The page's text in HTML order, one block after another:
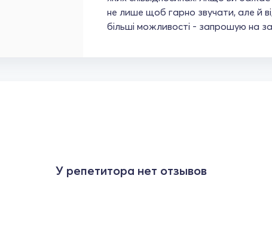
не лише щоб гарно звучати, але й
більші можливості - запрошую на
У репетитора нет отзывов